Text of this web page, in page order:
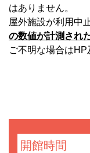
はありません。
屋外施設が利用中
の数値が計測され
ご不明な場合はHP
開館時間